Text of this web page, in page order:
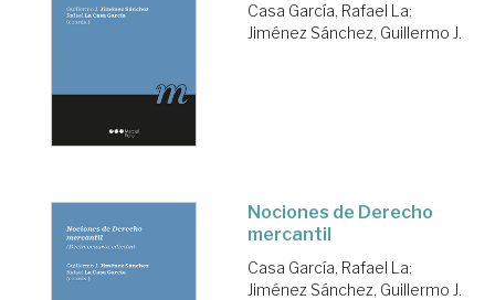
Casa García, Rafael La;
Jiménez Sánchez, Guillermo J.
Nociones de Derecho
mercantil
Casa García, Rafael La;
Jiménez Sánchez, Guillermo J.